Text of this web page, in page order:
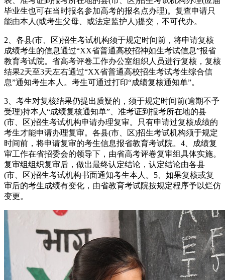
毕业生也可在当时报名参加高考的报名点办理)。复查申请只
能由本人(或考生父母、或法定监护人)提交，不可代办。
2、各县(市、区)招生考试机构须于规定时间前，将申请复核
成绩考生的信息通过“XX省普通高校招神如生考试信息”报省
教育考试院。省高考评卷工作办公室组织人员进行复核，复核
结果2天至3天左右通过“XX省普通高校招生考试考生综合信
息”通知考生本人。考生可通过打印“成绩复核通知单”。
3、考生对复核结果仍提出质疑的，须于规定时间前(逾期不予
受理)持本人“成绩复核通知单”、准考证到报考所在地的县
(市、区)招生考试机构申请办理复审。只有申请过复核成绩的
考生才能申请办理复审。各县(市、区)招生考试机构须于规定
时间前，将申请复审的考生信息报省教育考试院。4、成绩复
审工作在省招委会的领导下，由省高考评卷复审组具体实施。
复审组组织复审后，做出最终认定结论，认定结论由各县
(市、区)招生考试机构书面通知考生本人。5、如果复核或复
审后的考生成绩有变化，由省教育考试院按规定程序予以烂仿
变更。